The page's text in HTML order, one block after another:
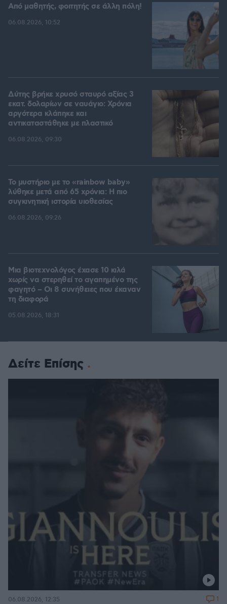
Από μαθητής, φοιτητής σε άλλη πόλη!
06.08.2026, 10:52
Δύτης βρήκε χρυσό σταυρό αξίας 3
εκατ. δολαρίων σε ναυάγιο: Χρόνια
αργότερα κλάπηκε και
αντικαταστάθηκε με πλαστικό
06.08.2026, 09:30
Το μυστήριο με το «rainbow baby»
λύθηκε μετά από 65 χρόνια: Η πιο
συγκινητική ιστορία υιοθεσίας
06.08.2026, 09:26
Μια βιοτεχνολόγος έχασε 10 κιλά
χωρίς να στερηθεί το αγαπημένο της
φαγητό – Οι 8 συνήθειες που έκαναν
τη διαφορά
05.08.2026, 18:31
Δείτε Επίσης
06.08.2026, 12:35 1